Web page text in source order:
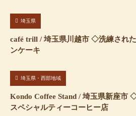
埼玉県
café trill / 埼玉県川越市 ◇洗練され
ンケーキ
埼玉県・西部地域
Kondo Coffee Stand / 埼玉県新座市
スペシャルティーコーヒー店